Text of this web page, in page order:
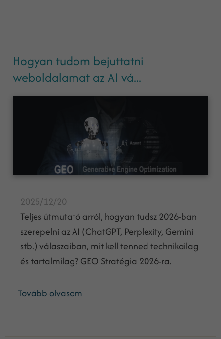
Hogyan tudom bejuttatni
weboldalamat az AI vá...
2025/12/20
Teljes útmutató arról, hogyan tudsz 2026-ban
szerepelni az AI (ChatGPT, Perplexity, Gemini
stb.) válaszaiban, mit kell tenned technikailag
és tartalmilag? GEO Stratégia 2026-ra.
Tovább olvasom